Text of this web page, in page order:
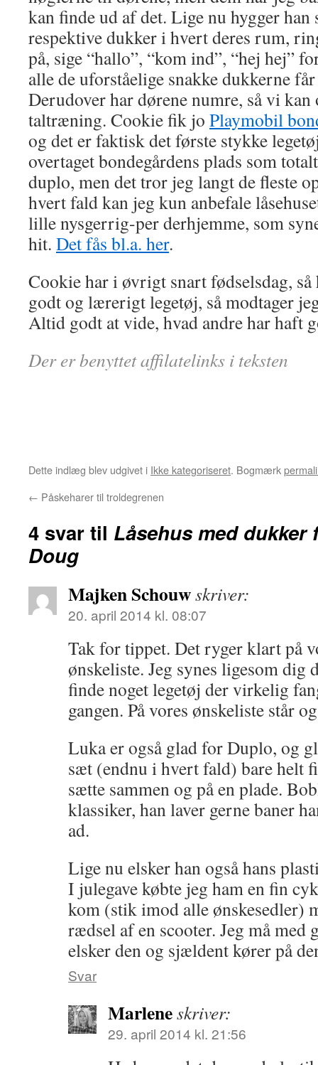
kan finde ud af det. Lige nu hygger han
respektive dukker i hvert deres rum,
på, sige “hallo”, “kom ind”, “hej hej”
alle de uforståelige snakke dukkerne
Derudover har dørene numre, så vi kan
taltræning. Cookie fik jo Playmobil
og det er faktisk det første stykke
overtaget bondegårdens plads som
duplo, men det tror jeg langt de fleste
hvert fald kan jeg kun anbefale
lille nysgerrig-per derhjemme, som
hit. Det fås bl.a. her.
Cookie har i øvrigt snart fødselsdag,
godt og lærerigt legetøj, så modtager
Altid godt at vide, hvad andre har haft
Der er benyttet affilatelinks i teksten
Dette indlæg blev udgivet i Ikke kategoriseret. Bogmærk
← Påskeharer til troldegrenen
4 svar til Låsehus med dukker
Doug
Majken Schouwskriver:
20. april 2014 kl. 08:07
Tak for tippet. Det ryger klart på
ønskeliste. Jeg synes ligesom dig
finde noget legetøj der virkelig
gangen. På vores ønskeliste står
Luka er også glad for Duplo, og
sæt (endnu i hvert fald) bare helt
sætte sammen og på en plade.
klassiker, han laver gerne baner
ad.
Lige nu elsker han også hans
I julegave købte jeg ham en fin
kom (stik imod alle ønskesedler)
rædsel af en scooter. Jeg må med
elsker den og sjældent kører på
Svar
Marleneskriver:
29. april 2014 kl. 21:56